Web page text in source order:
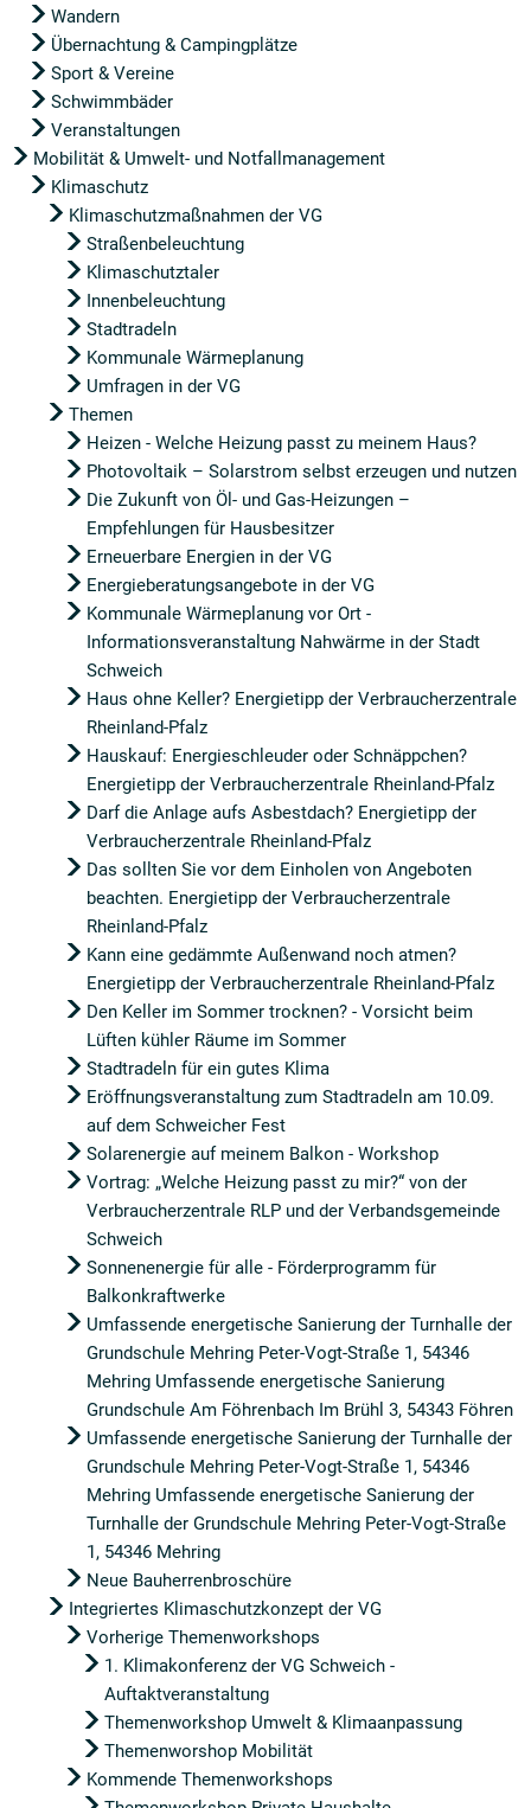
Wandern
Übernachtung & Campingplätze
Sport & Vereine
Schwimmbäder
Veranstaltungen
Mobilität & Umwelt- und Notfallmanagement
Klimaschutz
Klimaschutzmaßnahmen der VG
Straßenbeleuchtung
Klimaschutztaler
Innenbeleuchtung
Stadtradeln
Kommunale Wärmeplanung
Umfragen in der VG
Themen
Heizen - Welche Heizung passt zu meinem Haus?
Photovoltaik – Solarstrom selbst erzeugen und nutzen
Die Zukunft von Öl- und Gas-Heizungen –
Empfehlungen für Hausbesitzer
Erneuerbare Energien in der VG
Energieberatungsangebote in der VG
Kommunale Wärmeplanung vor Ort -
Informationsveranstaltung Nahwärme in der Stadt
Schweich
Haus ohne Keller? Energietipp der Verbraucherzentrale
Rheinland-Pfalz
Hauskauf: Energieschleuder oder Schnäppchen?
Energietipp der Verbraucherzentrale Rheinland-Pfalz
Darf die Anlage aufs Asbestdach? Energietipp der
Verbraucherzentrale Rheinland-Pfalz
Das sollten Sie vor dem Einholen von Angeboten
beachten. Energietipp der Verbraucherzentrale
Rheinland-Pfalz
Kann eine gedämmte Außenwand noch atmen?
Energietipp der Verbraucherzentrale Rheinland-Pfalz
Den Keller im Sommer trocknen? - Vorsicht beim
Lüften kühler Räume im Sommer
Stadtradeln für ein gutes Klima
Eröffnungsveranstaltung zum Stadtradeln am 10.09.
auf dem Schweicher Fest
Solarenergie auf meinem Balkon - Workshop
Vortrag: „Welche Heizung passt zu mir?“ von der
Verbraucherzentrale RLP und der Verbandsgemeinde
Schweich
Sonnenenergie für alle - Förderprogramm für
Balkonkraftwerke
Umfassende energetische Sanierung der Turnhalle der
Grundschule Mehring Peter-Vogt-Straße 1, 54346
Mehring Umfassende energetische Sanierung
Grundschule Am Föhrenbach Im Brühl 3, 54343 Föhren
Umfassende energetische Sanierung der Turnhalle der
Grundschule Mehring Peter-Vogt-Straße 1, 54346
Mehring Umfassende energetische Sanierung der
Turnhalle der Grundschule Mehring Peter-Vogt-Straße
1, 54346 Mehring
Neue Bauherrenbroschüre
Integriertes Klimaschutzkonzept der VG
Vorherige Themenworkshops
1. Klimakonferenz der VG Schweich -
Auftaktveranstaltung
Themenworkshop Umwelt & Klimaanpassung
Themenworshop Mobilität
Kommende Themenworkshops